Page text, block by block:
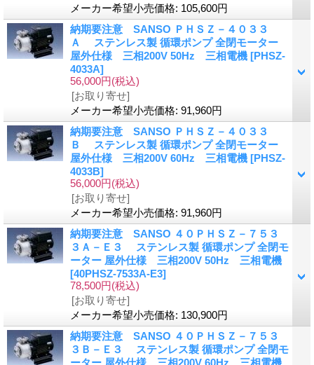
メーカー希望小売価格: 105,600円
納期要注意 SANSO ＰＨＳＺ－４０３３
Ａ ステンレス製 循環ポンプ 全閉モーター
屋外仕様 三相200V 50Hz 三相電機 [PHSZ-
4033A]
56,000円(税込)
[お取り寄せ]
メーカー希望小売価格: 91,960円
納期要注意 SANSO ＰＨＳＺ－４０３３
Ｂ ステンレス製 循環ポンプ 全閉モーター
屋外仕様 三相200V 60Hz 三相電機 [PHSZ-
4033B]
56,000円(税込)
[お取り寄せ]
メーカー希望小売価格: 91,960円
納期要注意 SANSO ４０ＰＨＳＺ－７５３
３Ａ－Ｅ３ ステンレス製 循環ポンプ 全閉モ
ーター 屋外仕様 三相200V 50Hz 三相電機
[40PHSZ-7533A-E3]
78,500円(税込)
[お取り寄せ]
メーカー希望小売価格: 130,900円
納期要注意 SANSO ４０ＰＨＳＺ－７５３
３Ｂ－Ｅ３ ステンレス製 循環ポンプ 全閉モ
ーター 屋外仕様 三相200V 60Hz 三相電機